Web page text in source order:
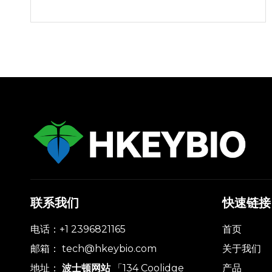
联系我们
电话：+1 2396821165
邮箱： tech@hkeybio.com
地址： 波士顿网站「134 Coolidge
快速链接
首页
关于我们
产品